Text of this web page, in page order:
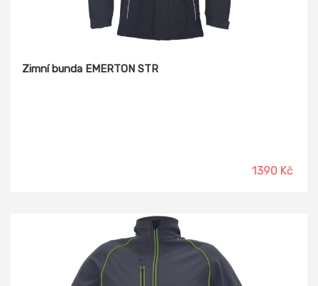
Zimní bunda EMERTON STR
1390 Kč